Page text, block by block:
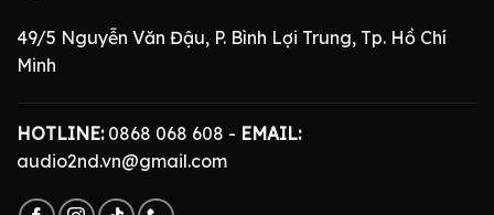
49/5 Nguyễn Văn Đậu, P. Bình Lợi Trung, Tp. Hồ Chí
Minh
HOTLINE:0868 068 608 - EMAIL:
audio2nd.vn@gmail.com